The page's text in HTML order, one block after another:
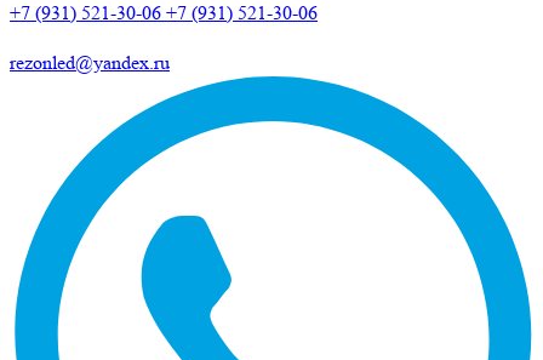
+7 (931) 521-30-06 +7 (931) 521-30-06
rezonled@yandex.ru